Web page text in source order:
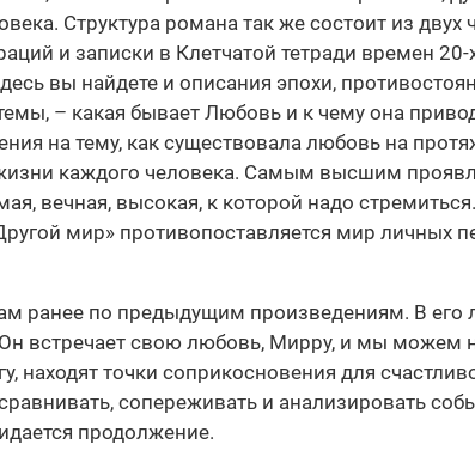
Структура романа так же состоит из двух
и записки в Клетчатой тетради времен 20-
вы найдете и описания эпохи,
– какая бывает Любовь и к чему она
на тему, как существовала любовь на
жизни каждого человека. Самым высшим
вечная, высокая, к которой надо
мир» противопоставляется мир личных
ранее по предыдущим произведениям. В его
встречает свою любовь, Мирру, и мы можем
находят точки соприкосновения для
сопереживать и анализировать
продолжение.